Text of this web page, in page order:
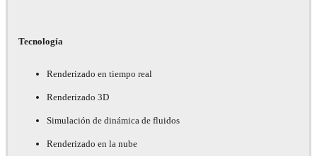
Tecnología
Renderizado en tiempo real
Renderizado 3D
Simulación de dinámica de fluidos
Renderizado en la nube